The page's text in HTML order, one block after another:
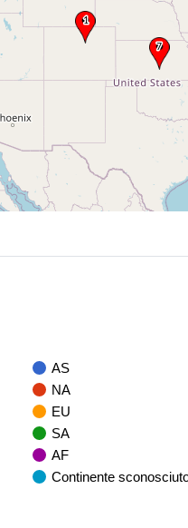
AS
NA
EU
SA
AF
Continente